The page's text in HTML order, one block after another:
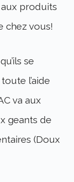
produits
chez vous!
se
l’aide
va aux
geants de
(Doux